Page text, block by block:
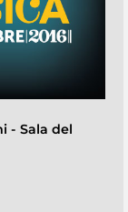
- Sala del